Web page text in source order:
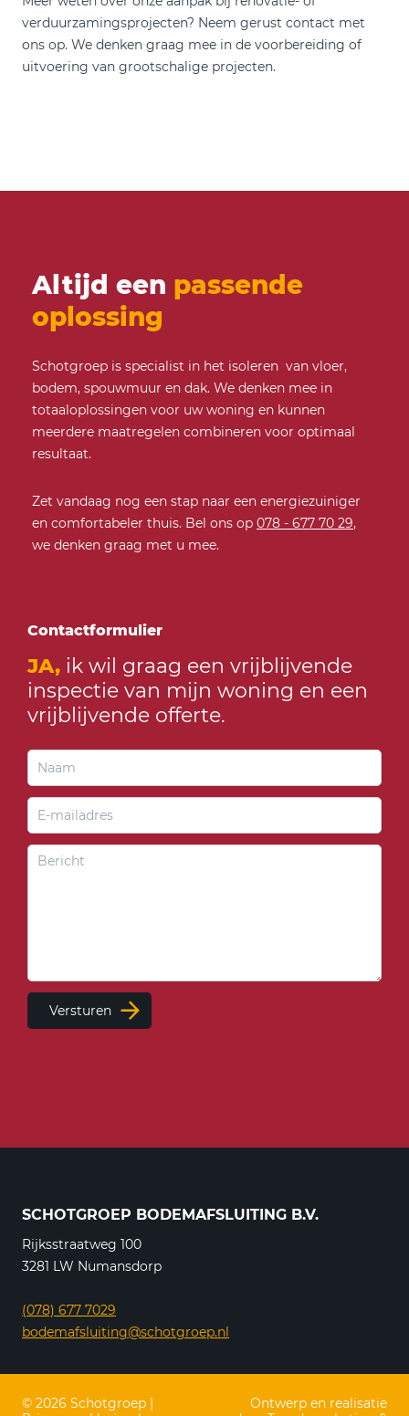
verduurzamingsprojecten? Neem gerust contact met
ons op. We denken graag mee in de voorbereiding of
uitvoering van grootschalige projecten.
Altijd een passende
oplossing
Schotgroep is specialist in het isoleren van vloer,
bodem, spouwmuur en dak. We denken mee in
totaaloplossingen voor uw woning en kunnen
meerdere maatregelen combineren voor optimaal
resultaat.
Zet vandaag nog een stap naar een energiezuiniger
en comfortabeler thuis. Bel ons op 078 - 677 70 29,
we denken graag met u mee.
Contactformulier
JA, ik wil graag een vrijblijvende
inspectie van mijn woning en een
vrijblijvende offerte.
Versturen
SCHOTGROEP BODEMAFSLUITING B.V.
Rijksstraatweg 100
3281 LW Numansdorp
(078) 677 7029
bodemafsluiting@schotgroep.nl
© 2026 Schotgroep |
Ontwerp en realisatie